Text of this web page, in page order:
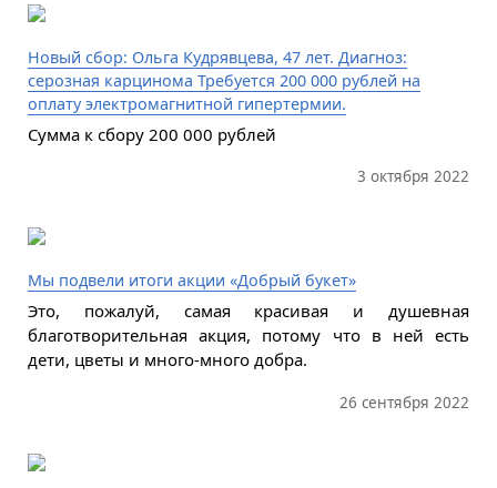
Новый сбор: Ольга Кудрявцева, 47 лет. Диагноз:
серозная карцинома Требуется 200 000 рублей на
оплату электромагнитной гипертермии.
Сумма к сбору 200 000 рублей
3 октября 2022
Мы подвели итоги акции «Добрый букет»
Это, пожалуй, самая красивая и душевная
благотворительная акция, потому что в ней есть
дети, цветы и много-много добра.
26 сентября 2022